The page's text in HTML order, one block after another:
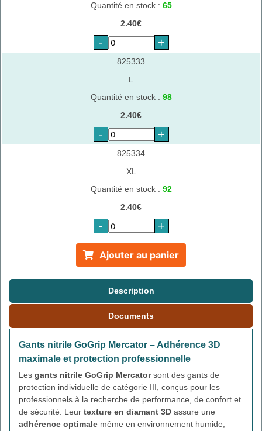
Quantité en stock : 65
2.40€
- +
825333
L
Quantité en stock : 98
2.40€
- +
825334
XL
Quantité en stock : 92
2.40€
- +
Ajouter au panier
Description
Documents
Gants nitrile GoGrip Mercator – Adhérence 3D
maximale et protection professionnelle
Les gants nitrile GoGrip Mercatorsont des gants de
protection individuelle de catégorie III, conçus pour les
professionnels à la recherche de performance, de confort et
de sécurité. Leur texture en diamant 3D assure une
adhérence optimale même en environnement humide,